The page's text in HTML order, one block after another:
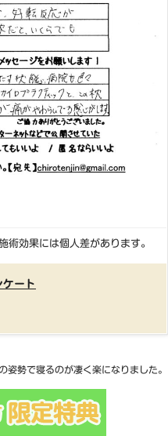
術効果には個人差があります。
ート
姿勢で寝るのが凄く楽になりました。